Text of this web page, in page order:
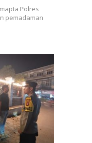
Polres
pemadaman